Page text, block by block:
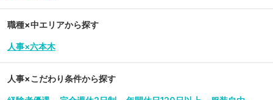
職種×中エリアから探す
人事×六本木
人事×こだわり条件から探す